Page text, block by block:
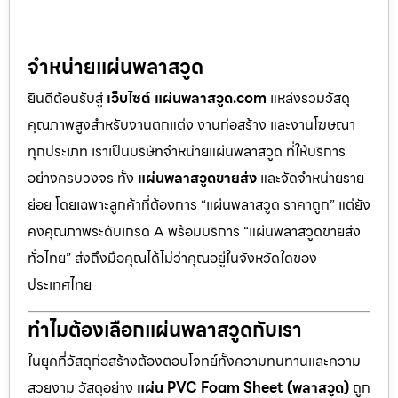
จำหน่ายแผ่นพลาสวูด
ยินดีต้อนรับสู่ เว็บไซต์ แผ่นพลาสวูด.com แหล่งรวมวัสดุ
คุณภาพสูงสำหรับงานตกแต่ง งานก่อสร้าง และงานโฆษณา
ทุกประเภท เราเป็นบริษัทจำหน่ายแผ่นพลาสวูด ที่ให้บริการ
อย่างครบวงจร ทั้ง แผ่นพลาสวูดขายส่ง และจัดจำหน่ายราย
ย่อย โดยเฉพาะลูกค้าที่ต้องการ “แผ่นพลาสวูด ราคาถูก” แต่ยัง
คงคุณภาพระดับเกรด A พร้อมบริการ “แผ่นพลาสวูดขายส่ง
ทั่วไทย” ส่งถึงมือคุณได้ไม่ว่าคุณอยู่ในจังหวัดใดของ
ประเทศไทย
ทำไมต้องเลือกแผ่นพลาสวูดกับเรา
ในยุคที่วัสดุก่อสร้างต้องตอบโจทย์ทั้งความทนทานและความ
สวยงาม วัสดุอย่าง แผ่น PVC Foam Sheet (พลาสวูด) ถูก